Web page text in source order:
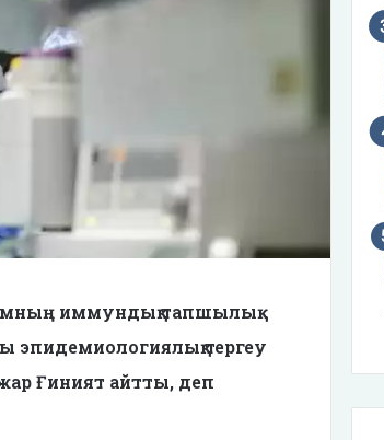
иммундық тапшылық
тергеу
Ғиният айтты, деп